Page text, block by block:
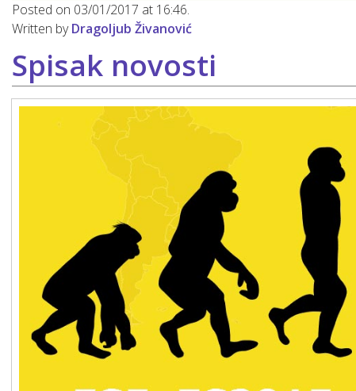
Posted on 03/01/2017 at 16:46.
Written byDragoljub Živanović
Spisak novosti